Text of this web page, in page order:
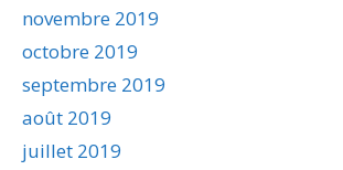
novembre 2019
octobre 2019
septembre 2019
août 2019
juillet 2019